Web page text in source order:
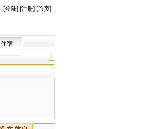
[登陆] [注册] [首页]
住宿